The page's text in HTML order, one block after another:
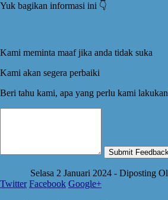
Yuk bagikan informasi ini 👇️
Kami meminta maaf jika anda tidak suka
Kami akan segera perbaiki
Beri tahu kami, apa yang perlu kami
Submit
Selasa 2 Januari 2024 - Diposting
Twitter Facebook Google+